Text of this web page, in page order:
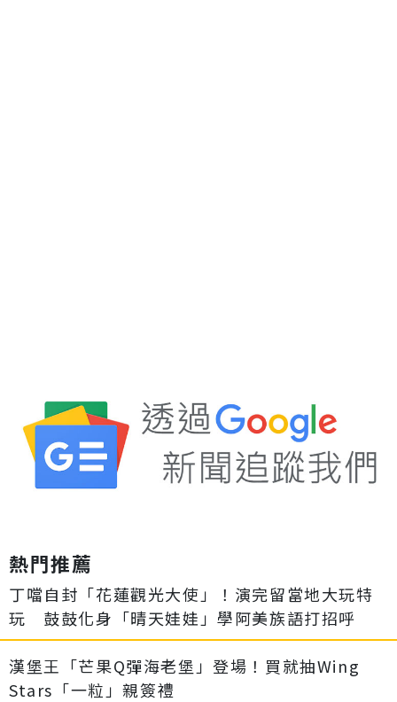
熱門推薦
丁噹自封「花蓮觀光大使」！演完留當地大玩特
玩 鼓鼓化身「晴天娃娃」學阿美族語打招呼
漢堡王「芒果Q彈海老堡」登場！買就抽Wing
Stars「一粒」親簽禮